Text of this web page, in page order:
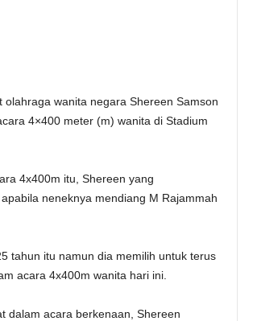
wanita negara Shereen Samson
4×400 meter (m) wanita di Stadium
4x400m itu, Shereen yang
neneknya mendiang M Rajammah
tahun itu namun dia memilih untuk terus
acara 4x400m wanita hari ini.
dalam acara berkenaan, Shereen